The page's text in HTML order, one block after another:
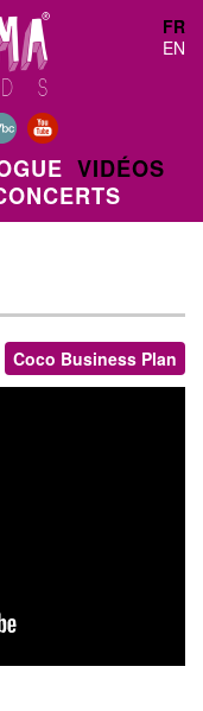
FR
EN
VIDÉOS
Coco Business Plan